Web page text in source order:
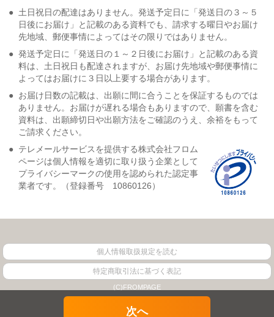
● 土日祝日の配達はありません。発送予定日に「発送日の３～５
日後にお届け」と記載のある資料でも、請求する曜日やお届け
先地域、郵便事情によってはその限りではありません。
● 発送予定日に「発送日の１～２日後にお届け」と記載のある資
料は、土日祝日も配達されますが、お届け先地域や郵便事情に
よってはお届けに３日以上要する場合があります。
● お届け日数の記載は、出願に間に合うことを保証するものでは
ありません。お届けが遅れる場合もありますので、願書を含む
資料は、出願締切日や出願方法をご確認のうえ、余裕をもって
ご請求ください。
● テレメールサービスを提供する株式会社フロム
ページは個人情報を適切に取り扱う企業として
プライバシーマークの使用を認められた認定事
業者です。（登録番号 10860126）
個人情報取扱規定を読む
特定商取引法に基づく表記
(C)FROMPAGE